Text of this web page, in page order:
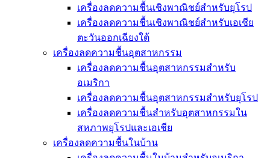
เครื่องลดความชื้นเชิงพาณิชย์สำหรับยุโรป
เครื่องลดความชื้นเชิงพาณิชย์สำหรับเอเชีย
ตะวันออกเฉียงใต้
เครื่องลดความชื้นอุตสาหกรรม
เครื่องลดความชื้นอุตสาหกรรมสำหรับ
อเมริกา
เครื่องลดความชื้นอุตสาหกรรมสำหรับยุโรป
เครื่องลดความชื้นสำหรับอุตสาหกรรมใน
สหภาพยุโรปและเอเชีย
เครื่องลดความชื้นในบ้าน